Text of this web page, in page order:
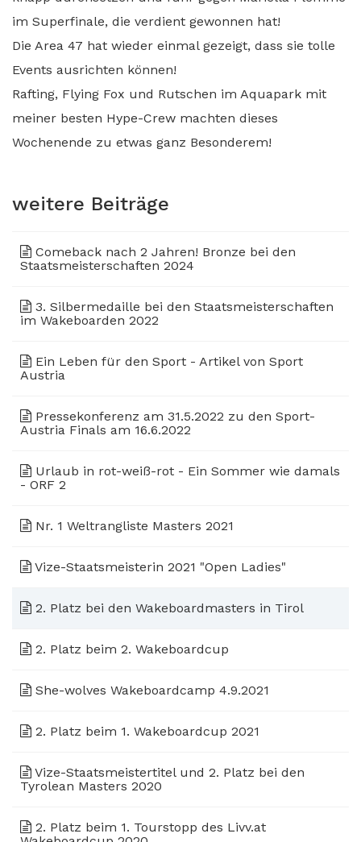
im Superfinale, die verdient gewonnen hat!
Die Area 47 hat wieder einmal gezeigt, dass sie tolle
Events ausrichten können!
Rafting, Flying Fox und Rutschen im Aquapark mit
meiner besten Hype-Crew machten dieses
Wochenende zu etwas ganz Besonderem!
weitere Beiträge
Comeback nach 2 Jahren! Bronze bei den
Staatsmeisterschaften 2024
3. Silbermedaille bei den Staatsmeisterschaften
im Wakeboarden 2022
Ein Leben für den Sport - Artikel von Sport
Austria
Pressekonferenz am 31.5.2022 zu den Sport-
Austria Finals am 16.6.2022
Urlaub in rot-weiß-rot - Ein Sommer wie damals
- ORF 2
Nr. 1 Weltrangliste Masters 2021
Vize-Staatsmeisterin 2021 "Open Ladies"
2. Platz bei den Wakeboardmasters in Tirol
2. Platz beim 2. Wakeboardcup
She-wolves Wakeboardcamp 4.9.2021
2. Platz beim 1. Wakeboardcup 2021
Vize-Staatsmeistertitel und 2. Platz bei den
Tyrolean Masters 2020
2. Platz beim 1. Tourstopp des Livv.at